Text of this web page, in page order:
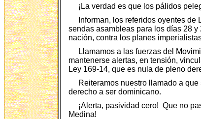
¡La verdad es que los pálidos
Informan, los referidos oyentes
sendas asambleas para los días 28
nación, contra los planes
Llamamos a las fuerzas del
mantenerse alertas, en tensión,
Ley 169-14, que es nula de pleno
Reiteramos nuestro llamado a
derecho a ser dominicano.
¡Alerta, pasividad cero! Que no
Medina!